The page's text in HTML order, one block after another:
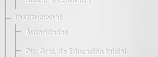
Institucional
Autoridades
Dir. Gral. de Educación Inicial